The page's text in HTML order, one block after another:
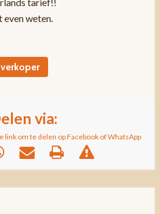
even weten.
via:
link om te delen op Facebook of WhatsApp